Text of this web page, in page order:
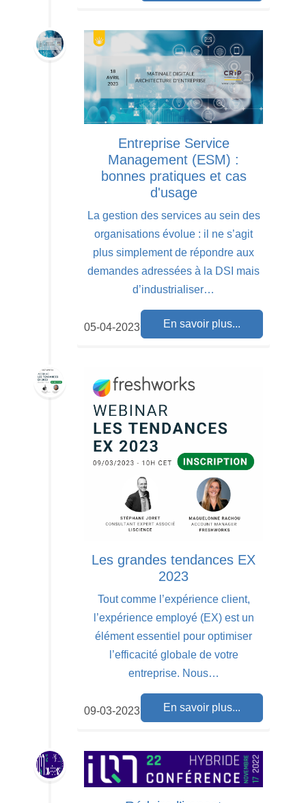
Entreprise Service
Management (ESM) :
bonnes pratiques et cas
d'usage
La gestion des services au sein des
organisations évolue : il ne s’agit
plus simplement de répondre aux
demandes adressées à la DSI mais
d’industrialiser…
En savoir plus...
05-04-2023
Les grandes tendances EX
2023
Tout comme l’expérience client,
l’expérience employé (EX) est un
élément essentiel pour optimiser
l’efficacité globale de votre
entreprise. Nous…
En savoir plus...
09-03-2023